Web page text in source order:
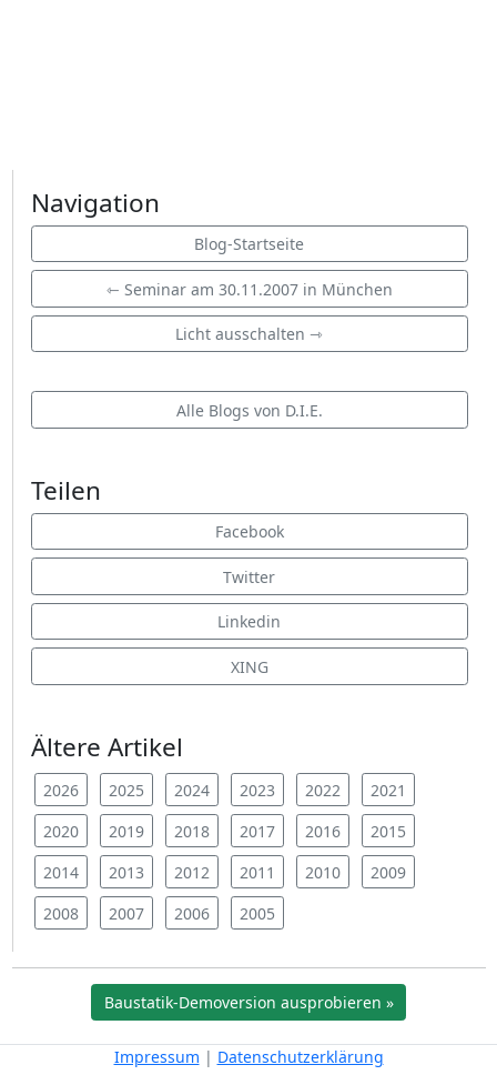
Navigation
Blog-Startseite
⇽ Seminar am 30.11.2007 in München
Licht ausschalten ⇾
Alle Blogs von D.I.E.
Teilen
Facebook
Twitter
Linkedin
XING
Ältere Artikel
2026 2025 2024 2023 2022
2021
2020
2019 2018 2017 2016
2015
2014
2013 2012 2011 2010
2009
2008
2007 2006 2005
Baustatik-Demoversion ausprobieren »
Impressum | Datenschutzerklärung